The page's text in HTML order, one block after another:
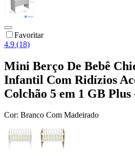
Favoritar
4.9 (18)
Mini Berço De Bebê
Infantil Com Ridízios
Colchão 5 em 1 GB
Cor: Branco Com Madeirado